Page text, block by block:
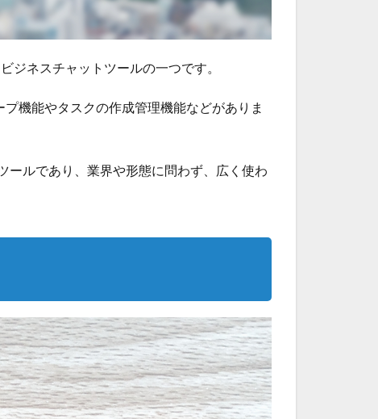
ジネスチャットツールの一つです。
機能やタスクの作成管理機能などがありま
ルであり、業界や形態に問わず、広く使わ